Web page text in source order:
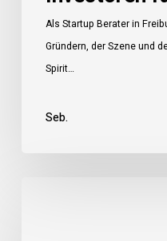
Als Startup Berater in
Gründern, der Szene und
Spirit…
Seb.